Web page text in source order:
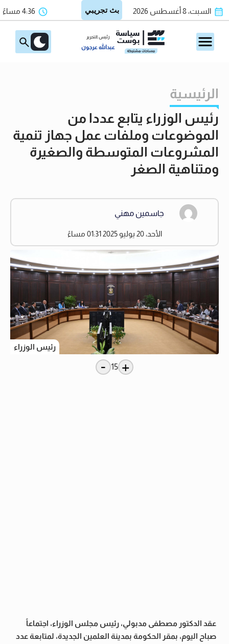
السبت، 8 أغسطس 2026 4:36 مساءً
رئيس التحرير
عبدالله عرجون
الرئيسية
رئيس الوزراء يتابع عددا من
الموضوعات وملفات عمل جهاز تنمية
المشروعات المتوسطة والصغيرة
ومتناهية الصغر
جاسمين مهني
الأحد، 20 يوليو 2025 01:31 مساءً
رئيس الوزراء
+
15
-
عقد الدكتور مصطفى مدبولي، رئيس مجلس الوزراء، اجتماعاً
صباح اليوم، بمقر الحكومة بمدينة العلمين الجديدة، لمتابعة عدد